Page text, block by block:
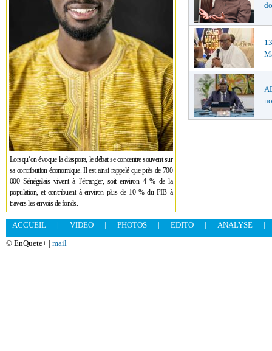
Lorsqu’on évoque la diaspora, le débat se concentre souvent sur
sa contribution économique. Il est ainsi rappelé que près de 700
000 Sénégalais vivent à l’étranger, soit environ 4 % de la
population, et contribuent à environ plus de 10 % du PIB à
travers les envois de fonds.
ACCUEIL | VIDEO | PHOTOS | EDITO | ANALYSE
|
© EnQuete+ | mail